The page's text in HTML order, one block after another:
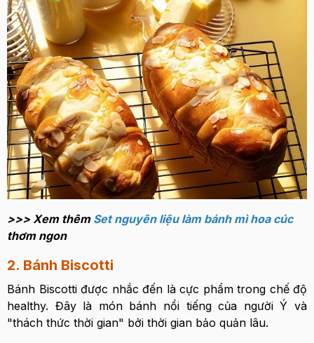
>>> Xem thêm Set nguyên liệu làm bánh mì hoa cúc
thơm ngon
2. Bánh Biscotti
Bánh Biscotti được nhắc đến là cực phẩm trong chế độ
healthy. Đây là món bánh nổi tiếng của người Ý và
"thách thức thời gian" bởi thời gian bảo quản lâu.